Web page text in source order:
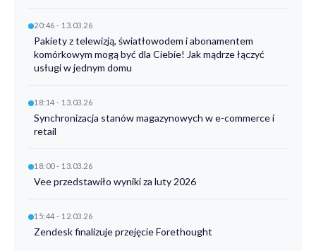
20:46 - 13.03.26
Pakiety z telewizją, światłowodem i abonamentem
komórkowym mogą być dla Ciebie! Jak mądrze łączyć
usługi w jednym domu
18:14 - 13.03.26
Synchronizacja stanów magazynowych w e-commerce i
retail
18:00 - 13.03.26
Vee przedstawiło wyniki za luty 2026
15:44 - 12.03.26
Zendesk finalizuje przejęcie Forethought